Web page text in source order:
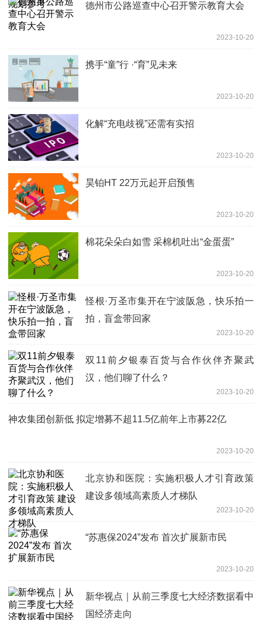
德州市公路巡查中心召开警示教育大会
2023-10-20
携手“童”行 ·“育”见未来
2023-10-20
化解“充电歧视”还需有实招
2023-10-20
昊铂HT 22万元起开启预售
2023-10-20
棉花朵朵白如雪 采棉机吐出“金蛋蛋”
2023-10-20
怪根·万圣市集开在宁波阪急，快乐拍一
拍，盲盒带回家
2023-10-20
双11前夕银泰百货与合作伙伴齐聚武
汉，他们聊了什么？
2023-10-20
神农集团创新低 拟定增募不超11.5亿前年上市募22亿
2023-10-20
北京协和医院：实施积极人才引育政策
建设多领域高素质人才梯队
2023-10-20
“苏惠保2024”发布 首次扩展新市民
2023-10-20
新华视点｜从前三季度七大经济数据看中
国经济走向